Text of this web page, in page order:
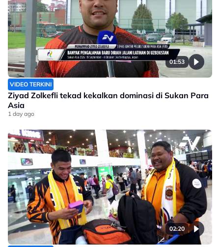
01:53
VIDEO TERKINI
Ziyad Zolkefli tekad kekalkan dominasi di Sukan Para
Asia
1 day ago
02:20